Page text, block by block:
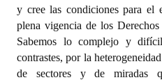
Periodistas Decanos - Registro
Ciudadano Ilustre - Registro
Banca del Vecino - Registro
y cree las condiciones para el
plena vigencia de los
Sabemos lo complejo y
contrastes, por la
de sectores y de miradas